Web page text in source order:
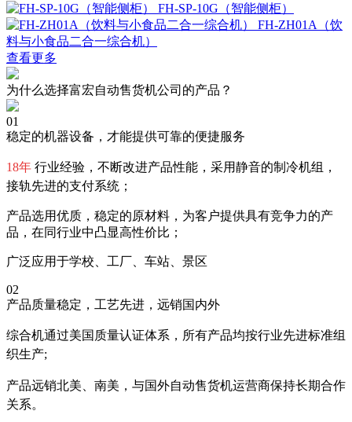
FH-SP-10G（智能侧柜）
FH-ZH01A（饮
料与小食品二合一综合机）
查看更多
为什么选择富宏自动售货机公司的产品？
01
稳定的机器设备，才能提供可靠的便捷服务
18年 行业经验，不断改进产品性能，采用静音的制冷机组，
接轨先进的支付系统；
产品选用优质，稳定的原材料，为客户提供具有竞争力的产
品，在同行业中凸显高性价比；
广泛应用于学校、工厂、车站、景区
02
产品质量稳定，工艺先进，远销国内外
综合机通过美国质量认证体系，所有产品均按行业先进标准组
织生产;
产品远销北美、南美，与国外自动售货机运营商保持长期合作
关系。